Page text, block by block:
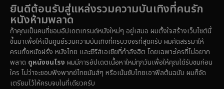
Disaster
Disney+ (5)
Documentary สารคดี (91)
1985
1983
1982
1981
1971
1962 1953
ยินดีต้อนรับสู่แหล่งรวมความบันเทิงที่คนรัก
หนังห้ามพลาด
ถ้าคุณเป็นคนที่ชอบอัปเดตเทรนด์หนังใหม่ๆ อยู่เสมอ ผมตั้งใจสร้างเว็บไซต์นี้
ขึ้นมาเพื่อให้เป็นศูนย์รวมความบันเทิงที่ครบวงจรที่สุดครับ ผมคัดสรรมาให้
ครบทั้งหนังฝรั่ง หนังไทย และซีรีส์เอเชียที่กำลังฮิต โดยเฉพาะใครที่ไม่อยาก
พลาด ดูหนังชนโรง ผมมีการอัปเดตเนื้อหาใหม่ทุกวันเพื่อให้คุณได้รับชมก่อน
ใคร ไม่ว่าจะชอบฟังพากย์ไทยมันส์ๆ หรือเน้นซับไทยเอาฟีลต้นฉบับ ผมก็จัด
เตรียมไว้ให้ครบจบในที่เดียวครับ